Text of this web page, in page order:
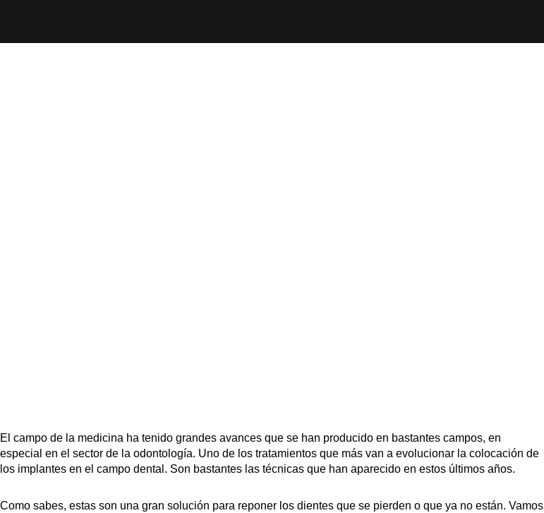
El campo de la medicina ha tenido grandes avances que se han producido en bastantes campos, en
especial en el sector de la odontología. Uno de los tratamientos que más van a evolucionar la colocación de
los implantes en el campo dental. Son bastantes las técnicas que han aparecido en estos últimos años.
Como sabes, estas son una gran solución para reponer los dientes que se pierden o que ya no están. Vamos